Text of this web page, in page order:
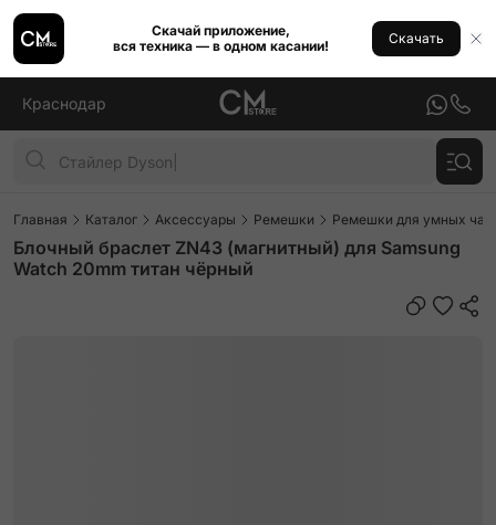
Скачай приложение,
вся техника — в одном касании!
Скачать
Краснодар
Главная Каталог Аксессуары Ремешки Ремешки для умных
Блочный браслет ZN43 (магнитный) для Samsung
Watch 20mm титан чёрный